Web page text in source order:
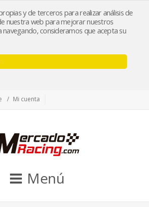
y de terceros para realizar análisis de
nuestra web para mejorar nuestros
navegando, consideramos que acepta su
tienda@mercadoracing.com
Mi cuenta
Menú